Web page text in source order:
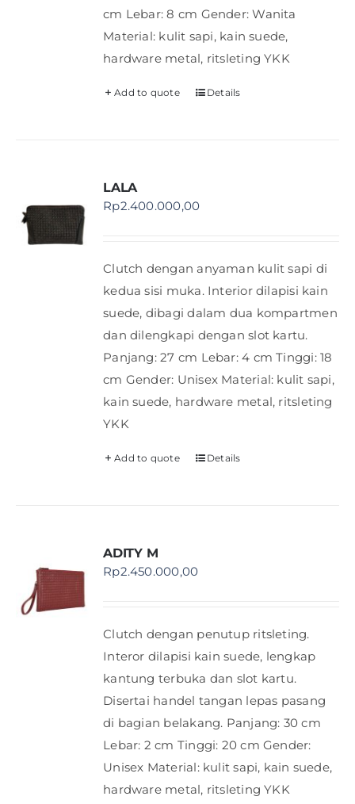
cm Lebar: 8 cm Gender: Wanita
Material: kulit sapi, kain suede,
hardware metal, ritsleting YKK
Add to quote Details
LALA
Rp2.400.000,00
Clutch dengan anyaman kulit sapi di
kedua sisi muka. Interior dilapisi kain
suede, dibagi dalam dua kompartmen
dan dilengkapi dengan slot kartu.
Panjang: 27 cm Lebar: 4 cm Tinggi: 18
cm Gender: Unisex Material: kulit sapi,
kain suede, hardware metal, ritsleting
YKK
Add to quote Details
ADITY M
Rp2.450.000,00
Clutch dengan penutup ritsleting.
Interor dilapisi kain suede, lengkap
kantung terbuka dan slot kartu.
Disertai handel tangan lepas pasang
di bagian belakang. Panjang: 30 cm
Lebar: 2 cm Tinggi: 20 cm Gender:
Unisex Material: kulit sapi, kain suede,
hardware metal, ritsleting YKK